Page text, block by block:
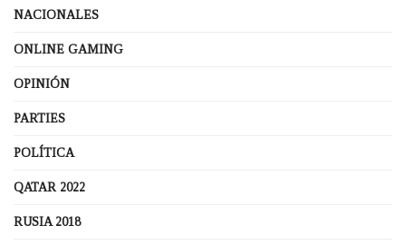
NACIONALES
ONLINE GAMING
OPINIÓN
PARTIES
POLÍTICA
QATAR 2022
RUSIA 2018